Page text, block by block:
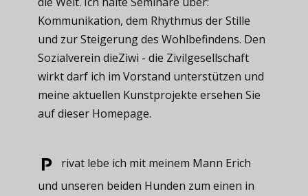
Kommunikation, dem Rhythmus der Stille
und zur Steigerung des Wohlbefindens. Den
Sozialverein dieZiwi - die Zivilgesellschaft
wirkt darf ich im Vorstand unterstützen und
meine aktuellen Kunstprojekte ersehen Sie
auf dieser Homepage.
rivat ​lebe ich mit meinem Mann Erich
und unseren beiden Hunden zum einen in